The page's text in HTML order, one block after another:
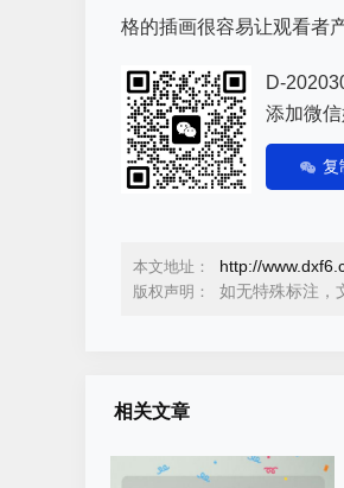
格的插画很容易让观看者
D-
添加微
复
本文地址： http://
版权声明： 如无特殊标注，
相关文章